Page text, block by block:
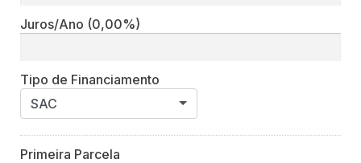
Juros/Ano (0,00%)
Tipo de Financiamento
SAC
Primeira Parcela